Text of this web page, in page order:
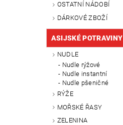
OSTATNÍ NÁDOBÍ
DÁRKOVÉ ZBOŽÍ
ASIJSKÉ POTRAVINY
NUDLE
Nudle rýžové
Nudle instantní
Nudle pšeničné
RÝŽE
MOŘSKÉ ŘASY
ZELENINA